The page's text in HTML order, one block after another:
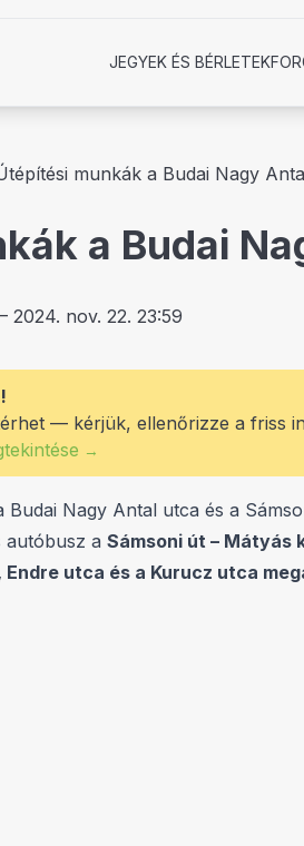
JEGYEK ÉS BÉRLETEK
munkák a Budai Nagy
a Budai
– 2024. nov. 22. 23:59
— kérjük, ellenőrizze a friss
→
Budai Nagy Antal utca és a
autóbusz a Sámsoni út – Mátyás
utca és a Kurucz utca